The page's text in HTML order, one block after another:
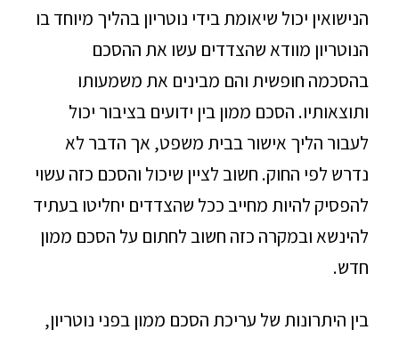
הנישואין יכול שיאומת בידי נוטריון בהליך מיוחד בו
הנוטריון מוודא שהצדדים עשו את ההסכם
בהסכמה חופשית והם מבינים את משמעותו
ותוצאותיו. הסכם ממון בין ידועים בציבור יכול
לעבור הליך אישור בבית משפט, אך הדבר לא
נדרש לפי החוק. חשוב לציין שיכול והסכם כזה עשוי
להפסיק להיות מחייב ככל שהצדדים יחליטו בעתיד
להינשא ובמקרה כזה חשוב לחתום על הסכם ממון
חדש.
בין היתרונות של עריכת הסכם ממון בפני נוטריון,